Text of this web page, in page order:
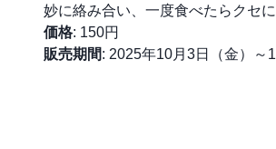
妙に絡み合い、一度食べたらクセ
価格: 150円
販売期間: 2025年10月3日（金）～